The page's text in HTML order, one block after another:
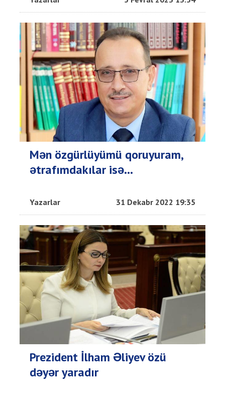
Mən özgürlüyümü qoruyuram,
ətrafımdakılar isə…
Yazarlar 31 Dekabr 2022 19:35
Prezident İlham Əliyev özü
dəyər yaradır